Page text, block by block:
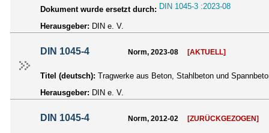
Dokument wurde ersetzt durch: DIN 1045-3 :2023-08
Herausgeber: DIN e. V.
DIN 1045-4 Norm, 2023-08 [AKTUELL]
Titel (deutsch): Tragwerke aus Beton, Stahlbeton und
Herausgeber: DIN e. V.
DIN 1045-4 Norm, 2012-02 [ZURÜCKGEZOGEN]